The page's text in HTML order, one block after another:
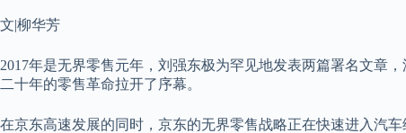
文|柳华芳
2017年是无界零售元年，刘强东极为罕见地发表两篇署名文章
二十年的零售革命拉开了序幕。
在京东高速发展的同时，京东的无界零售战略正在快速进入汽